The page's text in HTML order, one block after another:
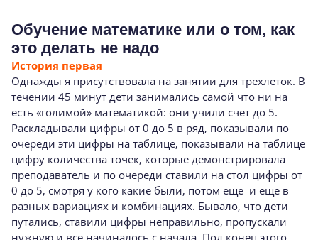
Обучение математике или о том, как
это делать не надо
История первая
Однажды я присутствовала на занятии для трехлеток. В
течении 45 минут дети занимались самой что ни на
есть «голимой» математикой: они учили счет до 5.
Раскладывали цифры от 0 до 5 в ряд, показывали по
очереди эти цифры на таблице, показывали на таблице
цифру количества точек, которые демонстрировала
преподаватель и по очереди ставили на стол цифры от
0 до 5, смотря у кого какие были, потом еще и еще в
разных вариациях и комбинациях. Бывало, что дети
путались, ставили цифры неправильно, пропускали